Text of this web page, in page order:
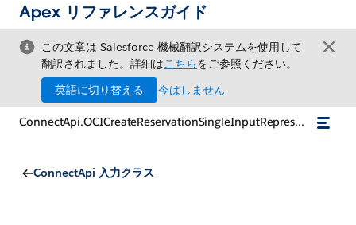
Apex リファレンスガイド
この文章は Salesforce 機械翻訳システムを使用して
翻訳されました。詳細はこちらをご参照ください。
英語に切り替える
今はしません
ConnectApi.OCICreateReservationSingleInputRepresentation
ConnectApi 入力クラス